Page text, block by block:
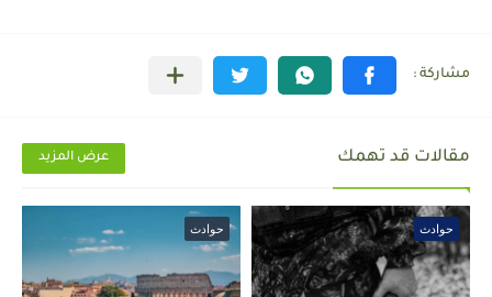
مقالات قد تهمك عرض المزيد
حوادث حوادث